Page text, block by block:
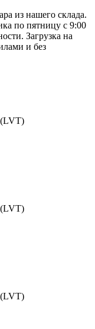
из нашего склада.
по пятницу с 9:00
Загрузка на
и без
(LVT)
(LVT)
(LVT)